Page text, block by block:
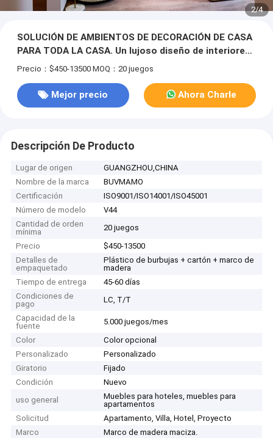
3/4
SOLUCIÓN DE AMBIENTOS DE DECORACIÓN DE CASA
PARA TODA LA CASA. Un lujoso diseño de interiores
para el armario.
Precio：$450-13500 MOQ：20 juegos
Mejor precio Ahora Charle
Descripción De Producto
Lugar de origen
GUANGZHOU,CHINA
Nombre de la marca
BUVMAMO
Certificación
ISO9001/ISO14001/ISO45001
Número de modelo
V44
Cantidad de orden
mínima
20 juegos
Precio
$450-13500
Detalles de
empaquetado
Plástico de burbujas + cartón + marco de
madera
Tiempo de entrega
45-60 días
Condiciones de
pago
LC, T/T
Capacidad de la
fuente
5.000 juegos/mes
Color
Color opcional
Personalizado
Personalizado
Giratorio
Fijado
Condición
Nuevo
uso general
Muebles para hoteles, muebles para
apartamentos
Solicitud
Apartamento, Villa, Hotel, Proyecto
Marco
Marco de madera maciza.